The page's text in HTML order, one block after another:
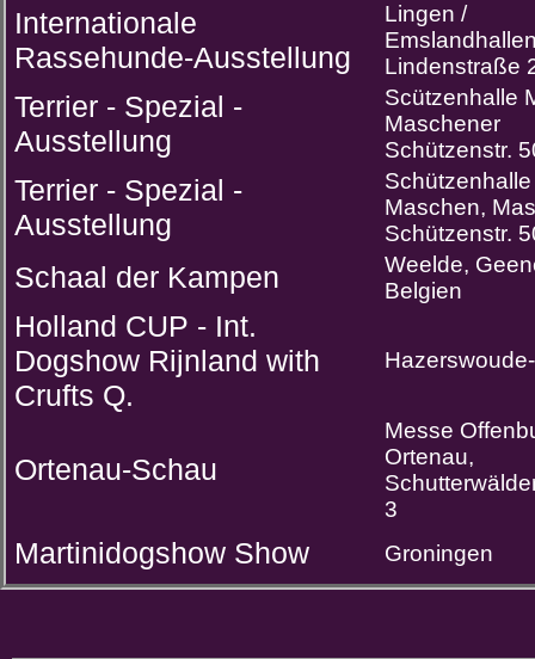
Internationale
Rassehunde-Ausstellung
Lingen /
Lindenstraße
Terrier - Spezial -
Ausstellung
Scützenhalle
Maschener
Schützenstr.
Terrier - Spezial -
Ausstellung
Schützenhalle
Maschen,
Schützenstr.
Schaal der Kampen
Weelde,
Belgien
Holland CUP - Int.
Dogshow Rijnland with
Crufts Q.
Ortenau-Schau
Messe
Ortenau,
3
Martinidogshow Show Groningen